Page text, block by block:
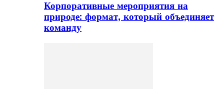
Корпоративные мероприятия на
природе: формат, который объединяет
команду